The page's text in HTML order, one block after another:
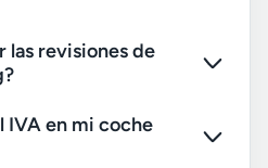
las revisiones de
IVA en mi coche